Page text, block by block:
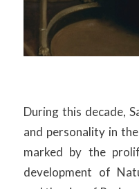
During this decade,
and personality in
marked by the
development of